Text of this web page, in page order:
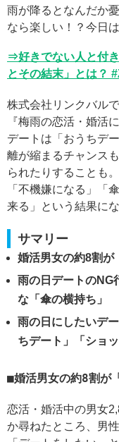
雨が降るとなんだか
なら楽しい！？今日
⇒好きでない人と付
とその結末」とは？
株式会社リンクバル
『梅雨の恋活・婚活
デートは「おうちデ
離が縮まるチャンス
られたりすることも
「不機嫌になる」「
来る」という結果にな
サマリー
婚活男女の約8割が
雨の日デートのNG
な「傘の横持ち」
雨の日にしたいデ
ちデート」「ショ
婚活男女の約8割が
恋活・婚活中の男女
か尋ねたところ、男